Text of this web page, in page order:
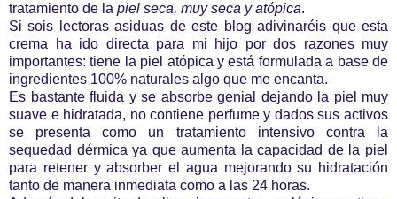
tratamiento de la piel seca, muy seca y atópica.
Si sois lectoras asiduas de este blog adivinaréis que esta
crema ha ido directa para mi hijo por dos razones muy
importantes: tiene la piel atópica y está formulada a base de
ingredientes 100% naturales algo que me encanta.
Es bastante fluida y se absorbe genial dejando la piel muy
suave e hidratada, no contiene perfume y dados sus activos
se presenta como un tratamiento intensivo contra la
sequedad dérmica ya que aumenta la capacidad de la piel
para retener y absorber el agua mejorando su hidratación
tanto de manera inmediata como a las 24 horas.